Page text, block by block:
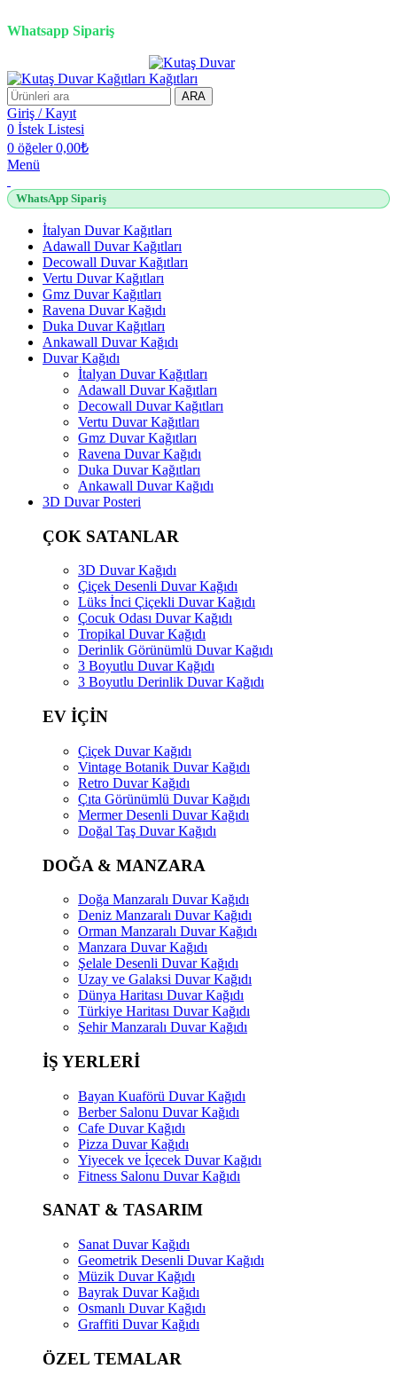
Whatsapp Sipariş
ARA
Giriş / Kayıt
0 İstek Listesi
0 öğeler 0,00₺
Menü
WhatsApp Sipariş
İtalyan Duvar Kağıtları
Adawall Duvar Kağıtları
Decowall Duvar Kağıtları
Vertu Duvar Kağıtları
Gmz Duvar Kağıtları
Ravena Duvar Kağıdı
Duka Duvar Kağıtları
Ankawall Duvar Kağıdı
Duvar Kağıdı
İtalyan Duvar Kağıtları
Adawall Duvar Kağıtları
Decowall Duvar Kağıtları
Vertu Duvar Kağıtları
Gmz Duvar Kağıtları
Ravena Duvar Kağıdı
Duka Duvar Kağıtları
Ankawall Duvar Kağıdı
3D Duvar Posteri
ÇOK SATANLAR
3D Duvar Kağıdı
Çiçek Desenli Duvar Kağıdı
Lüks İnci Çiçekli Duvar Kağıdı
Çocuk Odası Duvar Kağıdı
Tropikal Duvar Kağıdı
Derinlik Görünümlü Duvar Kağıdı
3 Boyutlu Duvar Kağıdı
3 Boyutlu Derinlik Duvar Kağıdı
EV İÇİN
Çiçek Duvar Kağıdı
Vintage Botanik Duvar Kağıdı
Retro Duvar Kağıdı
Çıta Görünümlü Duvar Kağıdı
Mermer Desenli Duvar Kağıdı
Doğal Taş Duvar Kağıdı
DOĞA & MANZARA
Doğa Manzaralı Duvar Kağıdı
Deniz Manzaralı Duvar Kağıdı
Orman Manzaralı Duvar Kağıdı
Manzara Duvar Kağıdı
Şelale Desenli Duvar Kağıdı
Uzay ve Galaksi Duvar Kağıdı
Dünya Haritası Duvar Kağıdı
Türkiye Haritası Duvar Kağıdı
Şehir Manzaralı Duvar Kağıdı
İŞ YERLERİ
Bayan Kuaförü Duvar Kağıdı
Berber Salonu Duvar Kağıdı
Cafe Duvar Kağıdı
Pizza Duvar Kağıdı
Yiyecek ve İçecek Duvar Kağıdı
Fitness Salonu Duvar Kağıdı
SANAT & TASARIM
Sanat Duvar Kağıdı
Geometrik Desenli Duvar Kağıdı
Müzik Duvar Kağıdı
Bayrak Duvar Kağıdı
Osmanlı Duvar Kağıdı
Graffiti Duvar Kağıdı
ÖZEL TEMALAR